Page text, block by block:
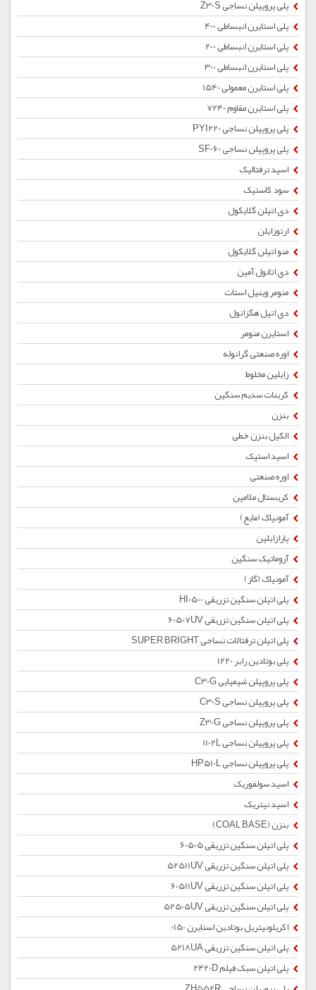
پلی پروپیلن نساجی Z30S
پلی استایرن انبساطی 400
پلی استایرن انبساطی 200
پلی استایرن انبساطی 300
پلی استایرن معمولی 1540
پلی استایرن مقاوم 7240
پلی پروپیلن نساجی PYI220
پلی پروپیلن نساجی SF060
اسید ترفتالیک
سود کاستیک
دی اتیلن گلایکول
ارتوزایلن
منو اتیلن گلایکول
دی اتانول آمین
منومر وینیل استات
دی اتیل هگزانول
استایرن منومر
اوره صنعتی گرانوله
زایلین مخلوط
کربنات سدیم سنگین
بنزن
الکیل بنزن خطی
اسید استیک
اوره صنعتی
کریستال ملامین
آمونیاک (مایع)
پارازایلین
آروماتیک سنگین
آمونیاک (گاز)
پلی اتیلن سنگین تزریقی HI0500
پلی اتیلن سنگین تزریقی 60507UV
پلی اتیلن ترفتالات نساجی SUPER BRIGHT
پلی بوتادین رابر 1220
پلی پروپیلن شیمیایی C30G
پلی پروپیلن نساجی C30S
پلی پروپیلن نساجی Z30G
پلی پروپیلن نساجی 1102L
پلی پروپیلن نساجی HP510L
اسید سولفوریک
اسید نیتریک
بنزن (COAL BASE)
پلی اتیلن سنگین تزریقی 60505
پلی اتیلن سنگین تزریقی 52511UV
پلی اتیلن سنگین تزریقی 60511UV
پلی اتیلن سنگین تزریقی 52505UV
اکریلونیتریل بوتادین استایرن 0150
پلی اتیلن سنگین تزریقی 5218UA
پلی اتیلن سبک فیلم 2420D